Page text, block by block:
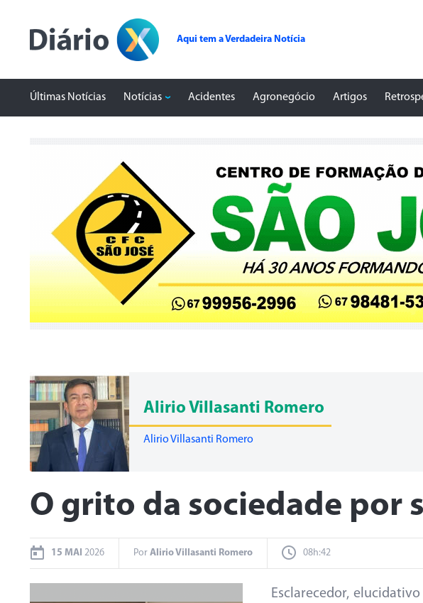
Aqui tem a Verdadeira Notícia
Últimas Notícias Notícias Acidentes Agronegócio Artigos
Alirio Villasanti Romero
Alirio Villasanti Romero
O grito da sociedade por
15 MAI 2026 Por Alirio Villasanti Romero 08h:42
Esclarecedor,